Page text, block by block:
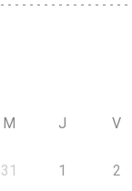
M J V
31 1 2